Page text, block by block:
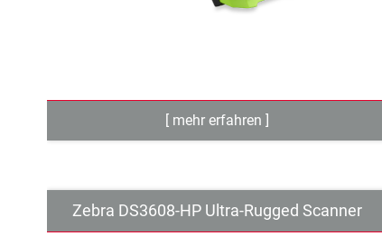
Zebra DS3608-HP Ultra-Rugged Scanner